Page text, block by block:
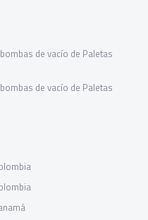
de vacío de Paletas
de vacío de Paletas